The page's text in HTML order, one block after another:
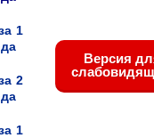
1
2
1
Версия